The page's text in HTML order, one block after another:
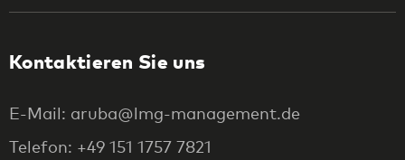
Kontaktieren Sie uns
E-Mail: aruba@lmg-management.de
Telefon: +49 151 1757 7821